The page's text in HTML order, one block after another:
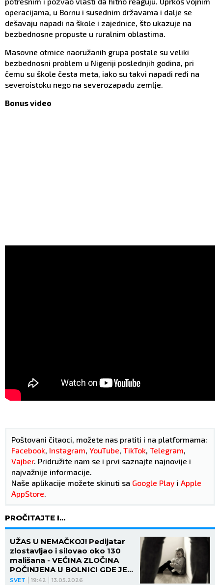
operacijama, u Bornu i susednim državama i dalje se
dešavaju napadi na škole i zajednice, što ukazuje na
bezbednosne propuste u ruralnim oblastima.
Masovne otmice naoružanih grupa postale su veliki
bezbednosni problem u Nigeriji poslednjih godina, pri
čemu su škole česta meta, iako su takvi napadi ređi na
severoistoku nego na severozapadu zemlje.
Bonus video
Poštovani čitaoci, možete nas pratiti i na platformama:
Facebook Instagram YouTube TikTok Telegram
Vajber. Pridružite nam se i prvi saznajte najnovije i
najvažnije informacije.
Naše aplikacije možete skinuti sa Google Play i Apple
AppStore
PROČITAJTE I...
SVET 19:42 13.05.2026
UŽAS U NEMAČKOJ! Pedijatar
zlostavljao i silovao oko 130
mališana - VEĆINA ZLOČINA
POČINJENA U BOLNICI GDE JE
RADIO!